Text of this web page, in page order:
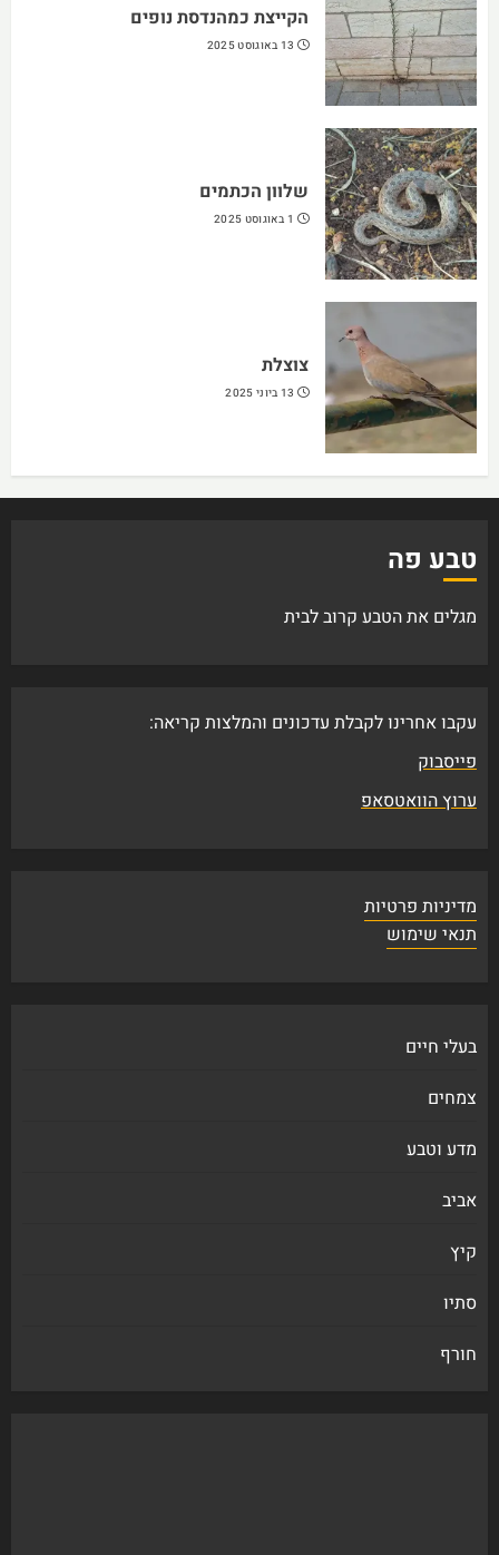
הקייצת כמהנדסת נופים
13 באוגוסט 2025
שלוון הכתמים
1 באוגוסט 2025
צוצלת
13 ביוני 2025
טבע פה
מגלים את הטבע קרוב לבית
עקבו אחרינו לקבלת עדכונים והמלצות קריאה:
פייסבוק
ערוץ הוואטסאפ
מדיניות פרטיות
תנאי שימוש
בעלי חיים
צמחים
מדע וטבע
אביב
קיץ
סתיו
חורף